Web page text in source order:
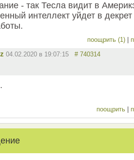
- так Тесла видит в
интеллект уйдет в
поощрить (1)
04.02.2020 в 19:07:15 # 740314
поощрить